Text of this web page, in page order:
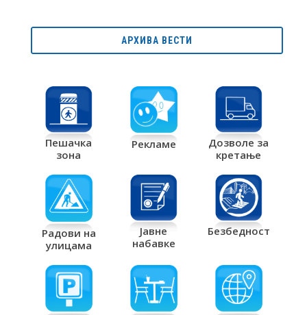
АРХИВА ВЕСТИ
Пешачка
зона
Рекламе
Дозволе за
кретање
Радови на
улицама
Јавне
набавке
Безбедност